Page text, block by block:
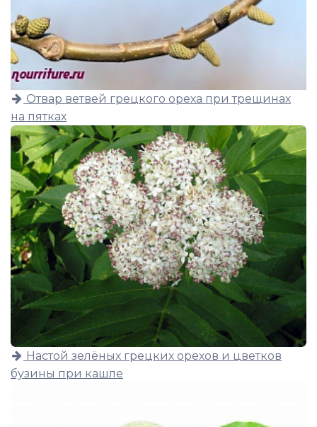
Отвар ветвей грецкого ореха при трещинах
на пятках
Настой зелёных грецких орехов и цветков
бузины при кашле